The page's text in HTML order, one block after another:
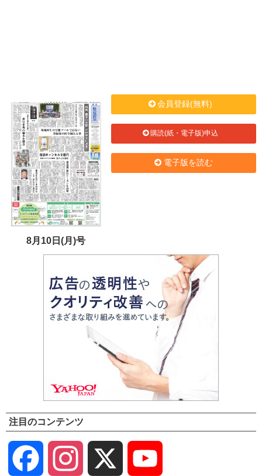
8月10日(月)号
会員登録(無料)
購読(紙・電子版)申込
電子版を読む
注目のコンテンツ
Facebook Instagram